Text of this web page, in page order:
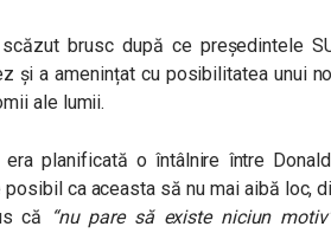
brusc după ce președintele
și a amenințat cu posibilitatea unui
ale lumii.
planificată o întâlnire între
ca aceasta să nu mai aibă loc,
că “nu pare să existe niciun